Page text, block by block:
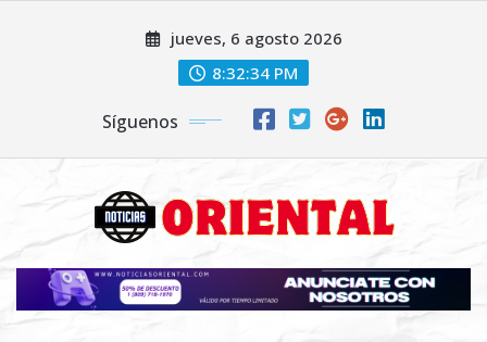
jueves, 6 agosto 2026
8:32:36 PM
Síguenos